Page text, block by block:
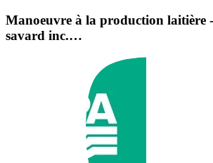
Manoeuvre à la production laitière
savard inc.…